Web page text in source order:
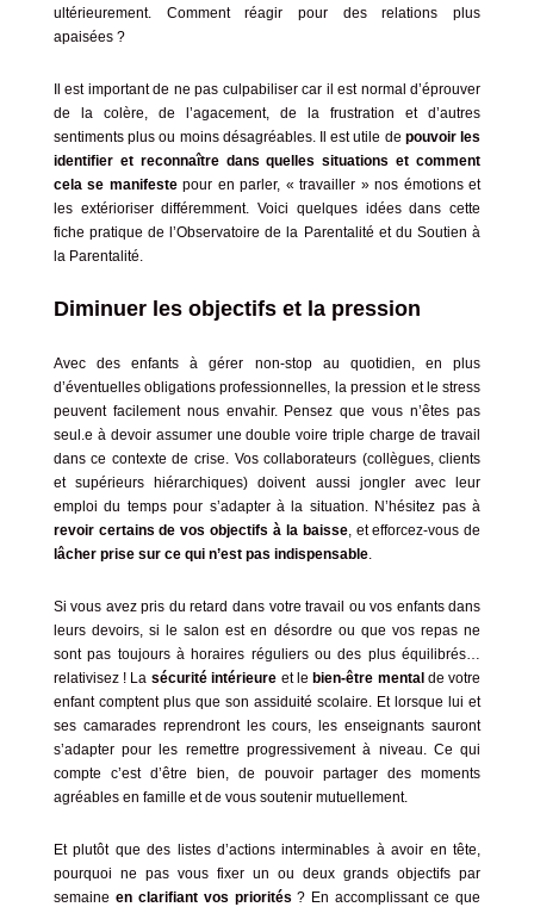
ultérieurement. Comment réagir pour des relations plus
apaisées ?
Il est important de ne pas culpabiliser car il est normal d’éprouver
de la colère, de l’agacement, de la frustration et d’autres
sentiments plus ou moins désagréables. Il est utile de pouvoir les
identifier et reconnaître dans quelles situations et comment
cela se manifestepour en parler, « travailler » nos émotions et
les extérioriser différemment. Voici quelques idées danscette
fiche pratique de l’Observatoire de la Parentalité et du Soutien à
la Parentalité.
Diminuer les objectifs et la pression
Avec des enfants à gérer non-stop au quotidien, en plus
d’éventuelles obligations professionnelles, la pression et le stress
peuvent facilement nous envahir. Pensez que vous n’êtes pas
seul.e à devoir assumer une double voire triple charge de travail
dans ce contexte de crise. Vos collaborateurs (collègues, clients
et supérieurs hiérarchiques) doivent aussi jongler avec leur
emploi du temps pour s’adapter à la situation. N’hésitez pas à
revoir certains de vos objectifs à la baisse, et efforcez-vous de
lâcher prise sur ce qui n’est pas indispensable.
Si vous avez pris du retard dans votre travail ou vos enfants dans
leurs devoirs, si le salon est en désordre ou que vos repas ne
sont pas toujours à horaires réguliers ou des plus équilibrés…
relativisez ! La sécurité intérieure et lebien-être mentalde votre
enfant comptent plus que son assiduité scolaire. Et lorsque lui et
ses camarades reprendront les cours, les enseignants sauront
s’adapter pour les remettre progressivement à niveau. Ce qui
compte c’est d’être bien, de pouvoir partager des moments
agréables en famille et de vous soutenir mutuellement.
Et plutôt que des listes d’actions interminables à avoir en tête,
pourquoi ne pas vous fixer un ou deux grands objectifs par
semaine en clarifiant vos priorités ? En accomplissant ce que